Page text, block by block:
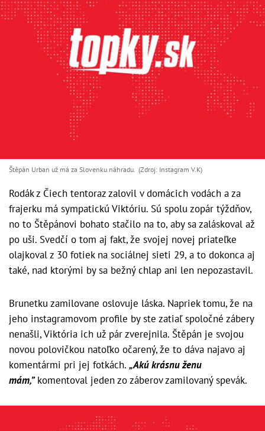
Štěpán Urban už má za Slovenku náhradu. (Zdroj: Instagram V.K)
Rodák z Čiech tentoraz zalovil v domácich vodách a za
frajerku má sympatickú Viktóriu. Sú spolu zopár týždňov,
no to Štěpánovi bohato stačilo na to, aby sa zaláskoval až
po uši. Svedčí o tom aj fakt, že svojej novej priateľke
olajkoval z 30 fotiek na sociálnej sieti 29, a to dokonca aj
také, nad ktorými by sa bežný chlap ani len nepozastavil.
Brunetku zamilovane oslovuje láska. Napriek tomu, že na
jeho instagramovom profile by ste zatiaľ spoločné zábery
nenašli, Viktória ich už pár zverejnila. Štěpán je svojou
novou polovičkou natoľko očarený, že to dáva najavo aj
komentármi pri jej fotkách. „Akú krásnu ženu
mám,”komentoval jeden zo záberov zamilovaný spevák.